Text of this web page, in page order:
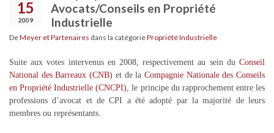
15
2009
Avocats/Conseils en Propriété
Industrielle
DeMeyer et Partenaires dans la catégoriePropriété Industrielle
Suite aux votes intervenus en 2008, respectivement au sein du Conseil
National des Barreaux (CNB) et de la Compagnie Nationale des Conseils
en Propriété Industrielle (CNCPI) , le principe du rapprochement entre les
professions d’avocat et de CPI a été adopté par la majorité de leurs
membres ou représentants.